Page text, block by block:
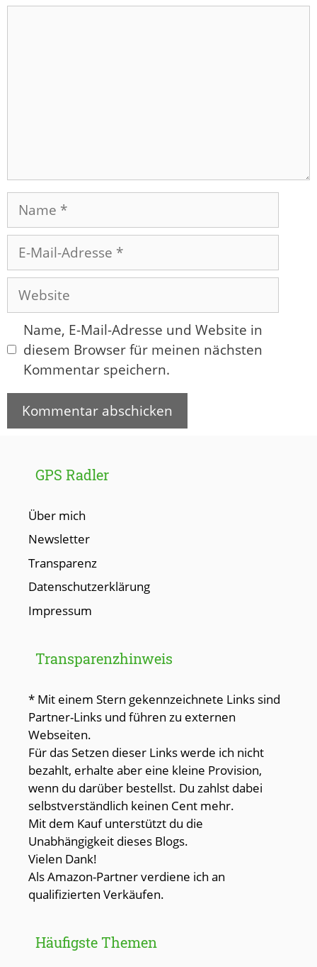
Name
Mail-
Adresse
Website
Name, E-Mail-Adresse und Website in
diesem Browser für meinen nächsten
Kommentar speichern.
GPS Radler
Über mich
Newsletter
Transparenz
Datenschutzerklärung
Impressum
Transparenzhinweis
* Mit einem Stern gekennzeichnete Links sind
Partner-Links und führen zu externen
Webseiten.
Für das Setzen dieser Links werde ich nicht
bezahlt, erhalte aber eine kleine Provision,
wenn du darüber bestellst. Du zahlst dabei
selbstverständlich keinen Cent mehr.
Mit dem Kauf unterstützt du die
Unabhängigkeit dieses Blogs.
Vielen Dank!
Als Amazon-Partner verdiene ich an
qualifizierten Verkäufen.
Häufigste Themen